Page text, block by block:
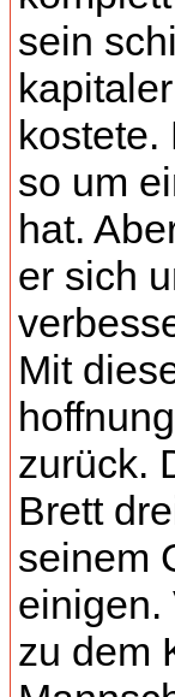
sein
kostete.
so um
hat.
er sich
Mit
zurück.
Brett
seinem
einigen.
zu dem